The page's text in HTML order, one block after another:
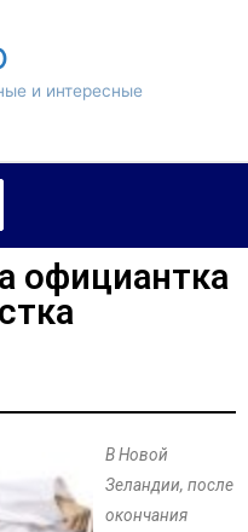
и интересные
официантка
В Новой
Зеландии, после
окончания